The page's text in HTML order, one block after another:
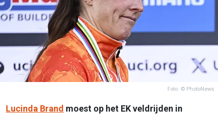
Foto: © PhotoNews
Lucinda Brand moest op het EK veldrijden in